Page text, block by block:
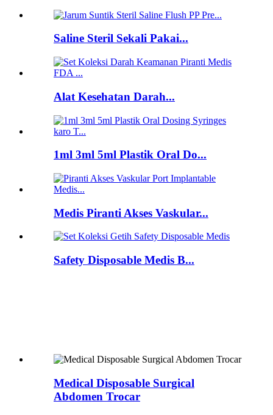
Saline Steril Sekali Pakai...
Alat Kesehatan Darah...
1ml 3ml 5ml Plastik Oral Do...
Medis Piranti Akses Vaskular...
Safety Disposable Medis B...
Medical Disposable Surgical
Abdomen Trocar